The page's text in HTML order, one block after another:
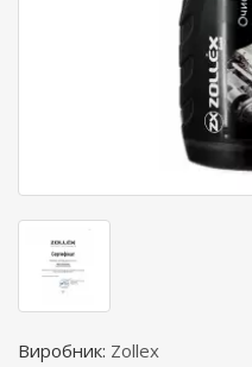
Виробник: Zollex